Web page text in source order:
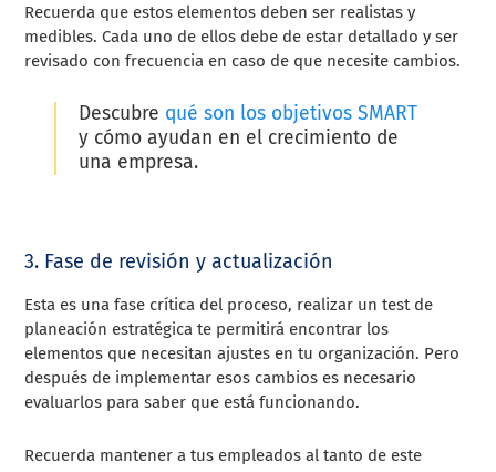
Recuerda que estos elementos deben ser realistas y
medibles. Cada uno de ellos debe de estar detallado y ser
revisado con frecuencia en caso de que necesite cambios.
Descubre qué son los objetivos SMART
y cómo ayudan en el crecimiento de
una empresa.
3. Fase de revisión y actualización
Esta es una fase crítica del proceso, realizar un test de
planeación estratégica te permitirá encontrar los
elementos que necesitan ajustes en tu organización. Pero
después de implementar esos cambios es necesario
evaluarlos para saber que está funcionando.
Recuerda mantener a tus empleados al tanto de este